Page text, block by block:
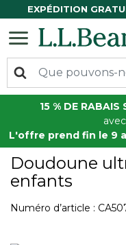
EXPÉDITION
15 % DE RABAIS
L'offre prend fin le 9
Doudoune
enfants
Numéro d’article :